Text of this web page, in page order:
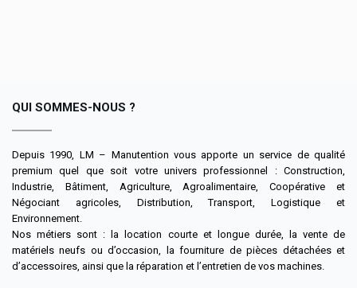
QUI SOMMES-NOUS ?
Depuis 1990, LM – Manutention vous apporte un service de qualité
premium quel que soit votre univers professionnel : Construction,
Industrie, Bâtiment, Agriculture, Agroalimentaire, Coopérative et
Négociant agricoles, Distribution, Transport, Logistique et
Environnement.
Nos métiers sont : la location courte et longue durée, la vente de
matériels neufs ou d’occasion, la fourniture de pièces détachées et
d’accessoires, ainsi que la réparation et l’entretien de vos machines.